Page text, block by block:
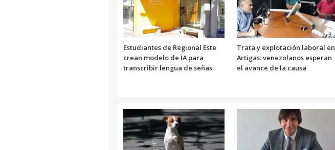
Estudiantes de Regional Este
crean modelo de IA para
transcribir lengua de señas
Trata y explotación laboral en
Artigas: venezolanos esperan
el avance de la causa